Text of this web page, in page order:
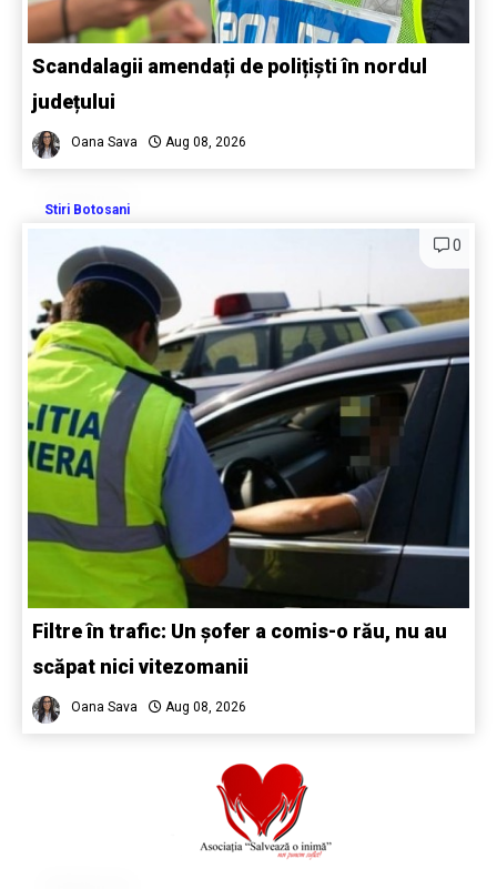
Scandalagii amendați de polițiști în nordul
județului
Oana Sava Aug 08, 2026
Stiri Botosani
0
Filtre în trafic: Un șofer a comis-o rău, nu au
scăpat nici vitezomanii
Oana Sava Aug 08, 2026